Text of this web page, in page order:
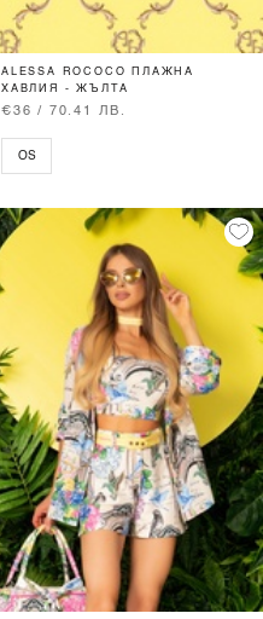
ALESSA ROCOCO ПЛАЖНА
ХАВЛИЯ - ЖЪЛТА
€36 / 70.41 ЛВ.
OS